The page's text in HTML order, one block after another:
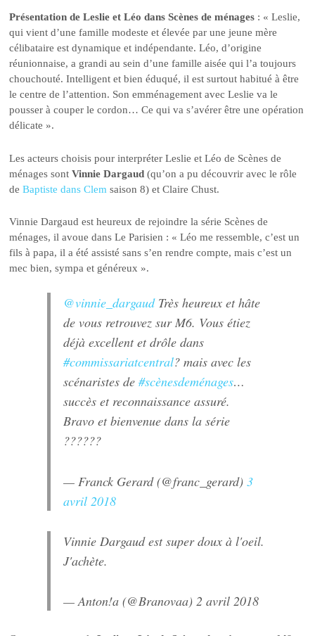
Présentation de Leslie et Léo dans Scènes de ménages : « Leslie,
qui vient d’une famille modeste et élevée par une jeune mère
célibataire est dynamique et indépendante. Léo, d’origine
réunionnaise, a grandi au sein d’une famille aisée qui l’a toujours
chouchouté. Intelligent et bien éduqué, il est surtout habitué à être
le centre de l’attention. Son emménagement avec Leslie va le
pousser à couper le cordon… Ce qui va s’avérer être une opération
délicate ».
Les acteurs choisis pour interpréter Leslie et Léo de Scènes de
ménages sontVinnie Dargaud (qu’on a pu découvrir avec le rôle
deBaptiste dans Clem saison 8) et Claire Chust.
Vinnie Dargaud est heureux de rejoindre la série Scènes de
ménages, il avoue dans Le Parisien : « Léo me ressemble, c’est un
fils à papa, il a été assisté sans s’en rendre compte, mais c’est un
mec bien, sympa et généreux ».
@vinnie_dargaudTrès heureux et hâte
de vous retrouvez sur M6. Vous étiez
déjà excellent et drôle dans
#commissariatcentral? mais avec les
scénaristes de#scènesdeménages…
succès et reconnaissance assuré.
Bravo et bienvenue dans la série
??????
— Franck Gerard (@franc_gerard)3
avril 2018
Vinnie Dargaud est super doux à l'oeil.
J'achète.
— Anton!a (@Branovaa)2 avril 2018